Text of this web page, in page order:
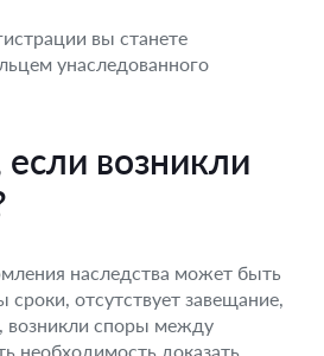
вы станете
унаследованного
возникли
наследства может быть
отсутствует завещание,
возникли споры между
необходимость доказать